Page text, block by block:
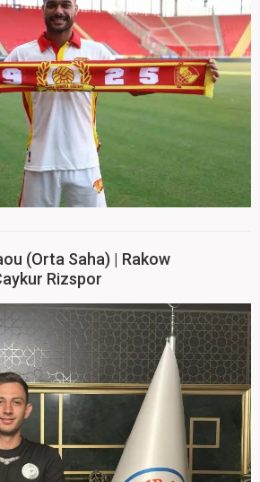
(Orta Saha) | Rakow
Rizspor